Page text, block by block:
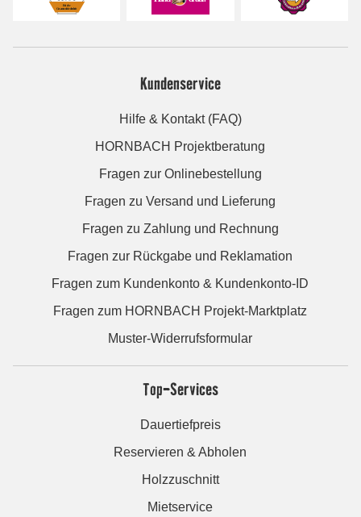
Kundenservice
Hilfe & Kontakt (FAQ)
HORNBACH Projektberatung
Fragen zur Onlinebestellung
Fragen zu Versand und Lieferung
Fragen zu Zahlung und Rechnung
Fragen zur Rückgabe und Reklamation
Fragen zum Kundenkonto & Kundenkonto-ID
Fragen zum HORNBACH Projekt-Marktplatz
Muster-Widerrufsformular
Top-Services
Dauertiefpreis
Reservieren & Abholen
Holzzuschnitt
Mietservice